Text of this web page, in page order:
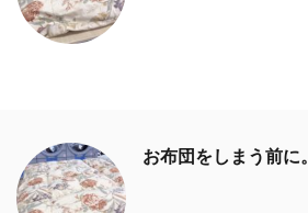
お布団をしまう前に。